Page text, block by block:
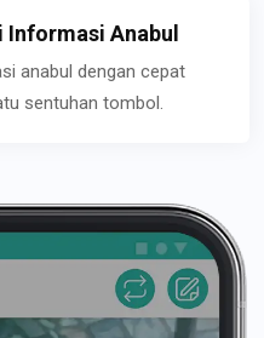
Informasi Anabul
anabul dengan cepat
sentuhan tombol.